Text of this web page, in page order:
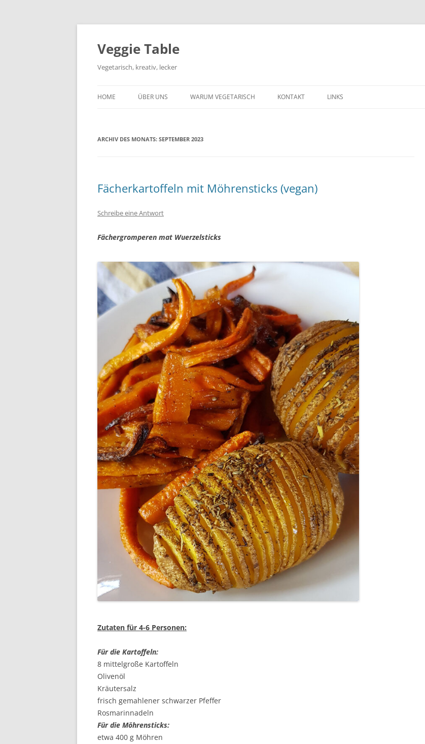
Zum
Veggie Table
Vegetarisch, kreativ, lecker
HOME ÜBER UNS WARUM VEGETARISCH KONTAKT LINKS
ARCHIV DES MONATS: SEPTEMBER 2023
Fächerkartoffeln mit Möhrensticks (vegan)
Schreibe eine Antwort
Fächergromperen mat Wuerzelsticks
Zutaten für 4-6 Personen:
Für die Kartoffeln:
8 mittelgroße Kartoffeln
Olivenöl
Kräutersalz
frisch gemahlener schwarzer Pfeffer
Rosmarinnadeln
Für die Möhrensticks:
etwa 400 g Möhren